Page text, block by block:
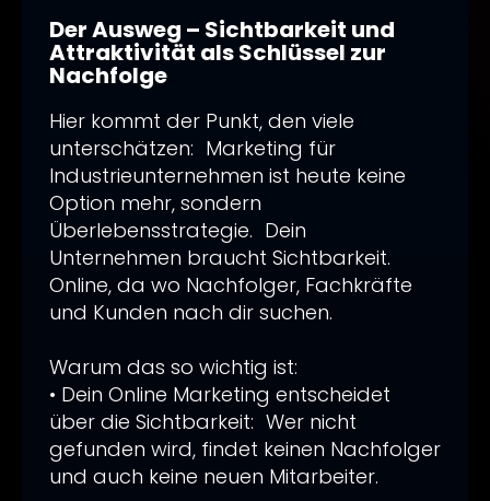
Der Ausweg – Sichtbarkeit und
Attraktivität als Schlüssel zur
Nachfolge
Hier kommt der Punkt, den viele
unterschätzen: Marketing für
Industrieunternehmen ist heute keine
Option mehr, sondern
Überlebensstrategie. Dein
Unternehmen braucht Sichtbarkeit.
Online, da wo Nachfolger, Fachkräfte
und Kunden nach dir suchen.
Warum das so wichtig ist:
• Dein Online Marketing entscheidet
über die Sichtbarkeit: Wer nicht
gefunden wird, findet keinen Nachfolger
und auch keine neuen Mitarbeiter.